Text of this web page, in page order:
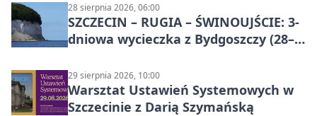
28 sierpnia 2026, 06:00
SZCZECIN – RUGIA – ŚWINOUJŚCIE: 3-
dniowa wycieczka z Bydgoszczy (28–
29 sierpnia 2026, 10:00
Warsztat Ustawień Systemowych w
Szczecinie z Darią Szymańską